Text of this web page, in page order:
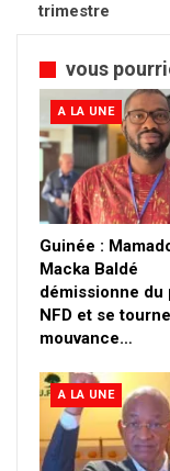
trimestre
vous
A LA UNE
Guinée :
Macka Baldé
démissionne du
NFD et se
mouvance…
A LA UNE